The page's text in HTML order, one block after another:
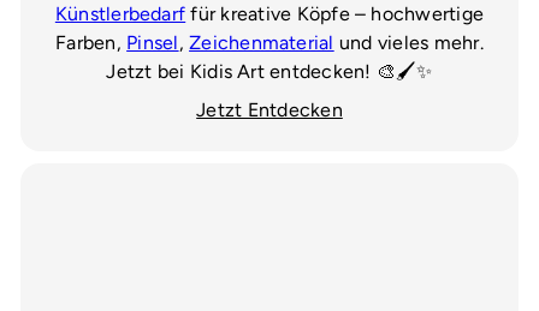
Künstlerbedarf für kreative Köpfe – hochwertige
Farben, Pinsel,Zeichenmaterial und vieles mehr.
Jetzt bei Kidis Art entdecken! 🎨🖌️✨
Jetzt Entdecken